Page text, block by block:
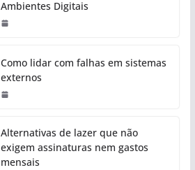
Ambientes Digitais
Como lidar com falhas em sistemas
externos
Alternativas de lazer que não
exigem assinaturas nem gastos
mensais